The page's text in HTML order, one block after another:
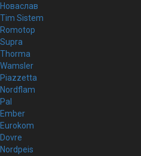
Новаслав
Tim Sistem
Romotop
Supra
Thorma
Wamsler
Piazzetta
Nordflam
Pal
Ember
Eurokom
Dovre
Nordpeis